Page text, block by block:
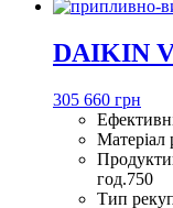
DAIKIN
305 660 грн
Матеріал
год.750
Тип